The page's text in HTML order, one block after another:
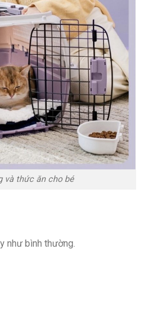
và thức ăn cho bé
như bình thường.